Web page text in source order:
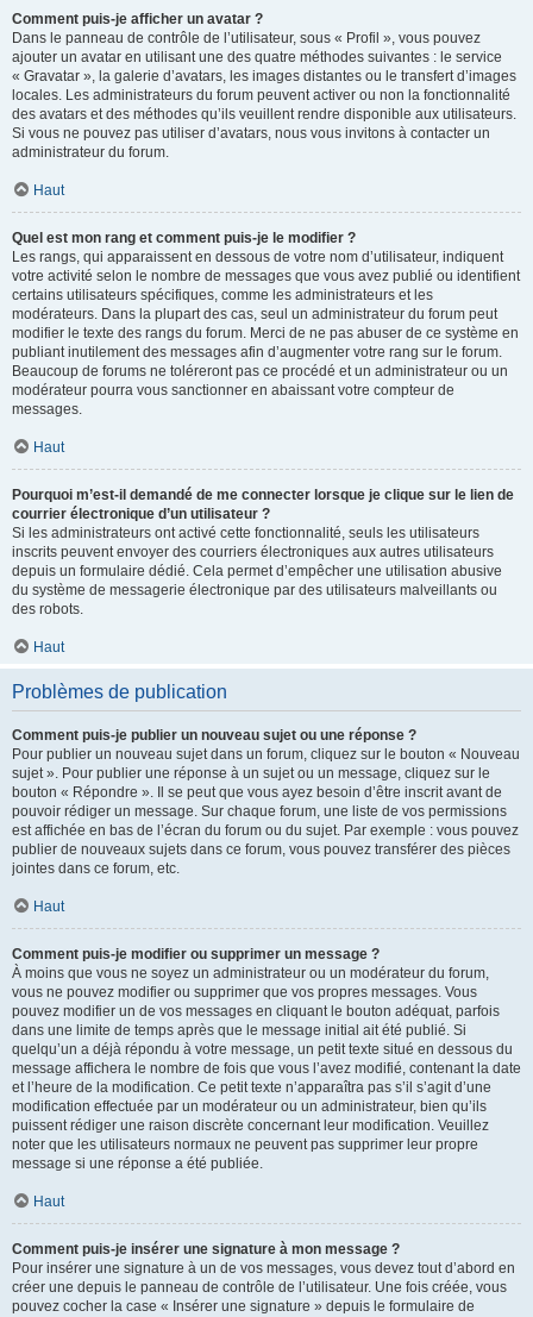
Comment puis-je afficher un avatar ?
Dans le panneau de contrôle de l’utilisateur, sous « Profil », vous pouvez
ajouter un avatar en utilisant une des quatre méthodes suivantes : le service
« Gravatar », la galerie d’avatars, les images distantes ou le transfert d’images
locales. Les administrateurs du forum peuvent activer ou non la fonctionnalité
des avatars et des méthodes qu’ils veuillent rendre disponible aux utilisateurs.
Si vous ne pouvez pas utiliser d’avatars, nous vous invitons à contacter un
administrateur du forum.
Haut
Quel est mon rang et comment puis-je le modifier ?
Les rangs, qui apparaissent en dessous de votre nom d’utilisateur, indiquent
votre activité selon le nombre de messages que vous avez publié ou identifient
certains utilisateurs spécifiques, comme les administrateurs et les
modérateurs. Dans la plupart des cas, seul un administrateur du forum peut
modifier le texte des rangs du forum. Merci de ne pas abuser de ce système en
publiant inutilement des messages afin d’augmenter votre rang sur le forum.
Beaucoup de forums ne toléreront pas ce procédé et un administrateur ou un
modérateur pourra vous sanctionner en abaissant votre compteur de
messages.
Haut
Pourquoi m’est-il demandé de me connecter lorsque je clique sur le lien de
courrier électronique d’un utilisateur ?
Si les administrateurs ont activé cette fonctionnalité, seuls les utilisateurs
inscrits peuvent envoyer des courriers électroniques aux autres utilisateurs
depuis un formulaire dédié. Cela permet d’empêcher une utilisation abusive
du système de messagerie électronique par des utilisateurs malveillants ou
des robots.
Haut
Problèmes de publication
Comment puis-je publier un nouveau sujet ou une réponse ?
Pour publier un nouveau sujet dans un forum, cliquez sur le bouton « Nouveau
sujet ». Pour publier une réponse à un sujet ou un message, cliquez sur le
bouton « Répondre ». Il se peut que vous ayez besoin d’être inscrit avant de
pouvoir rédiger un message. Sur chaque forum, une liste de vos permissions
est affichée en bas de l’écran du forum ou du sujet. Par exemple : vous pouvez
publier de nouveaux sujets dans ce forum, vous pouvez transférer des pièces
jointes dans ce forum, etc.
Haut
Comment puis-je modifier ou supprimer un message ?
À moins que vous ne soyez un administrateur ou un modérateur du forum,
vous ne pouvez modifier ou supprimer que vos propres messages. Vous
pouvez modifier un de vos messages en cliquant le bouton adéquat, parfois
dans une limite de temps après que le message initial ait été publié. Si
quelqu’un a déjà répondu à votre message, un petit texte situé en dessous du
message affichera le nombre de fois que vous l’avez modifié, contenant la date
et l’heure de la modification. Ce petit texte n’apparaîtra pas s’il s’agit d’une
modification effectuée par un modérateur ou un administrateur, bien qu’ils
puissent rédiger une raison discrète concernant leur modification. Veuillez
noter que les utilisateurs normaux ne peuvent pas supprimer leur propre
message si une réponse a été publiée.
Haut
Comment puis-je insérer une signature à mon message ?
Pour insérer une signature à un de vos messages, vous devez tout d’abord en
créer une depuis le panneau de contrôle de l’utilisateur. Une fois créée, vous
pouvez cocher la case « Insérer une signature » depuis le formulaire de